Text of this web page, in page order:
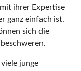
ihrer Expertise
ganz einfach ist.
sich die
junge